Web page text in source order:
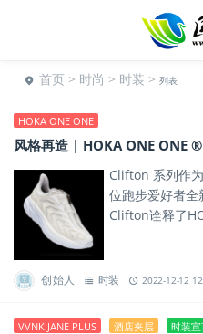
首页 > 时尚 > 时装 > 列表
HOKA ONE ONE
风格再造 | HOKA ONE
Clifton 系列作
位跑步爱好者
Clifton诠释了
创始人 时装 2022-12-12
VVNK JANE PLUS 酒店夹层 时装